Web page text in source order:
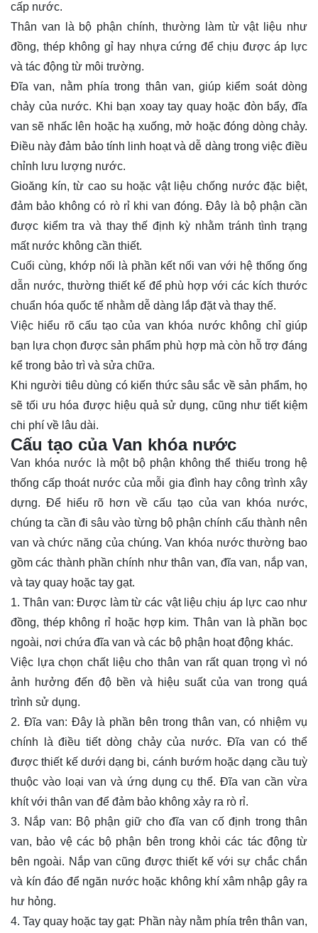
cấp nước.
Thân van là bộ phận chính, thường làm từ vật liệu như
đồng, thép không gỉ hay nhựa cứng để chịu được áp lực
và tác động từ môi trường.
Đĩa van, nằm phía trong thân van, giúp kiểm soát dòng
chảy của nước. Khi bạn xoay tay quay hoặc đòn bẩy, đĩa
van sẽ nhấc lên hoặc hạ xuống, mở hoặc đóng dòng chảy.
Điều này đảm bảo tính linh hoạt và dễ dàng trong việc điều
chỉnh lưu lượng nước.
Gioăng kín, từ cao su hoặc vật liệu chống nước đặc biệt,
đảm bảo không có rò rỉ khi van đóng. Đây là bộ phận cần
được kiểm tra và thay thế định kỳ nhằm tránh tình trạng
mất nước không cần thiết.
Cuối cùng, khớp nối là phần kết nối van với hệ thống ống
dẫn nước, thường thiết kế để phù hợp với các kích thước
chuẩn hóa quốc tế nhằm dễ dàng lắp đặt và thay thế.
Việc hiểu rõ cấu tạo của van khóa nước không chỉ giúp
bạn lựa chọn được sản phẩm phù hợp mà còn hỗ trợ đáng
kể trong bảo trì và sửa chữa.
Khi người tiêu dùng có kiến thức sâu sắc về sản phẩm, họ
sẽ tối ưu hóa được hiệu quả sử dụng, cũng như tiết kiệm
chi phí về lâu dài.
Cấu tạo của Van khóa nước
Van khóa nước là một bộ phận không thể thiếu trong hệ
thống cấp thoát nước của mỗi gia đình hay công trình xây
dựng. Để hiểu rõ hơn về cấu tạo của van khóa nước,
chúng ta cần đi sâu vào từng bộ phận chính cấu thành nên
van và chức năng của chúng. Van khóa nước thường bao
gồm các thành phần chính như thân van, đĩa van, nắp van,
và tay quay hoặc tay gạt.
1. Thân van: Được làm từ các vật liệu chịu áp lực cao như
đồng, thép không rỉ hoặc hợp kim. Thân van là phần bọc
ngoài, nơi chứa đĩa van và các bộ phận hoạt động khác.
Việc lựa chọn chất liệu cho thân van rất quan trọng vì nó
ảnh hưởng đến độ bền và hiệu suất của van trong quá
trình sử dụng.
2. Đĩa van: Đây là phần bên trong thân van, có nhiệm vụ
chính là điều tiết dòng chảy của nước. Đĩa van có thể
được thiết kế dưới dạng bi, cánh bướm hoặc dạng cầu tuỳ
thuộc vào loại van và ứng dụng cụ thể. Đĩa van cần vừa
khít với thân van để đảm bảo không xảy ra rò rỉ.
3. Nắp van: Bộ phận giữ cho đĩa van cố định trong thân
van, bảo vệ các bộ phận bên trong khỏi các tác động từ
bên ngoài. Nắp van cũng được thiết kế với sự chắc chắn
và kín đáo để ngăn nước hoặc không khí xâm nhập gây ra
hư hỏng.
4. Tay quay hoặc tay gạt: Phần này nằm phía trên thân van,